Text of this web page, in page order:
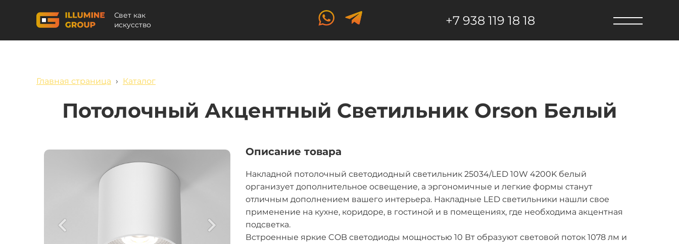
Свет как
искусство
+7 938 119 18 18
Главная страница › Каталог
Потолочный Акцентный Светильник Orson Белый
Описание товара
Накладной потолочный светодиодный светильник 25034/LED 10W 4200K белый
организует дополнительное освещение, а эргономичные и легкие формы станут
отличным дополнением вашего интерьера. Накладные LED светильники нашли свое
применение на кухне, коридоре, в гостиной и в помещениях, где необходима акцентная
подсветка.
Встроенные яркие COB светодиоды мощностью 10 Вт образуют световой поток 1078 лм и